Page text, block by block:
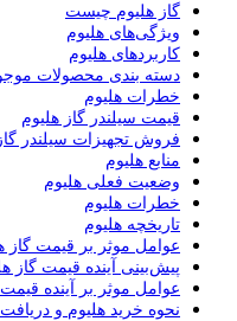
گاز هلیوم چیست
ویژگی‌های هلیوم
کاربردهای هلیوم
دسته بندی محصولات
خطرات هلیوم
قیمت سیلندر گاز هلیوم
فروش تجهیزات سیلندر
منابع هلیوم
وضعیت فعلی هلیوم
خطرات هلیوم
تاریخچه هلیوم
عوامل موثر بر قیمت گاز
پیش‌بینی آینده قیمت گاز
عوامل موثر بر آینده
نحوه خرید هلیوم و دریافت